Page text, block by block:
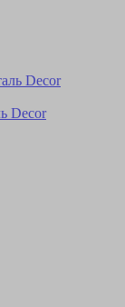
Decor